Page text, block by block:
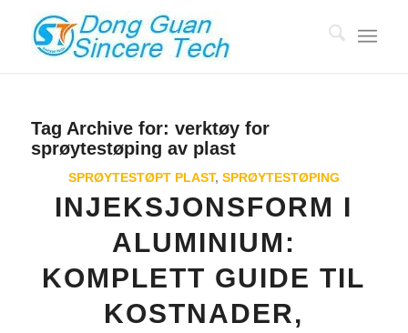
Tag Archive for: verktøy for
sprøytestøping av plast
SPRØYTESTØPT PLAST, SPRØYTESTØPING
INJEKSJONSFORM I
ALUMINIUM:
KOMPLETT GUIDE TIL
KOSTNADER,